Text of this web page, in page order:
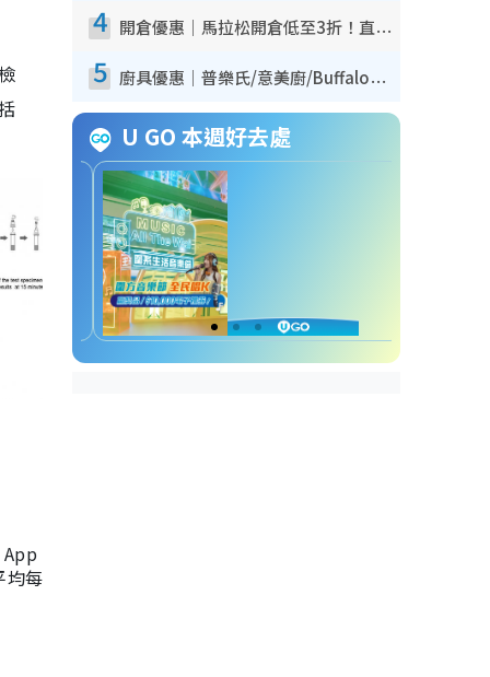
均每
4 開倉優惠｜馬拉松開倉低至3折！直擊$99起買adidas／New Balance／Puma鞋款 STANLEY保溫杯劈價至$119起
5 廚具優惠｜普樂氏/意美廚/Buffalo廚具低至3折！$89起買煎鍋／炒鑊／個人鍋 同場小家電激減至$99起
U GO 本週好去處